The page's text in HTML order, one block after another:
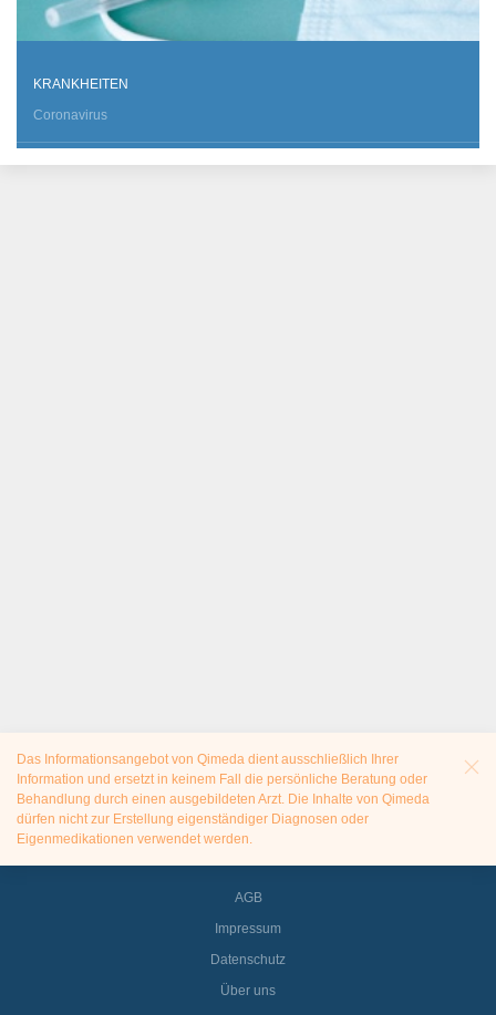
KRANKHEITEN
Coronavirus
Das Informationsangebot von Qimeda dient ausschließlich Ihrer
Information und ersetzt in keinem Fall die persönliche Beratung oder
Behandlung durch einen ausgebildeten Arzt. Die Inhalte von Qimeda
dürfen nicht zur Erstellung eigenständiger Diagnosen oder
Eigenmedikationen verwendet werden.
AGB
Impressum
Datenschutz
Über uns